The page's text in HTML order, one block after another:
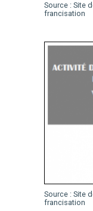
Source : Site
francisation
Source : Site
francisation